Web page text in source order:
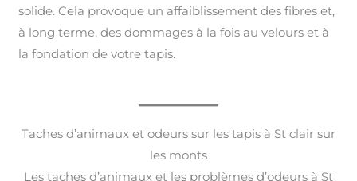
solide. Cela provoque un affaiblissement des fibres et,
à long terme, des dommages à la fois au velours et à
la fondation de votre tapis.
Taches d’animaux et odeurs sur les tapis à St clair sur
les monts
Les taches d’animaux et les problèmes d’odeurs à St